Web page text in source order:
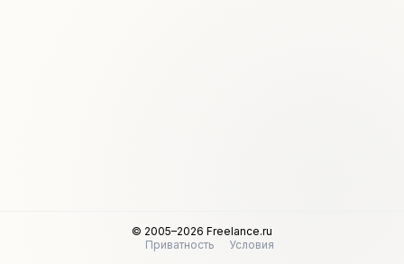
© 2005–2026 Freelance.ru
Приватность
Условия